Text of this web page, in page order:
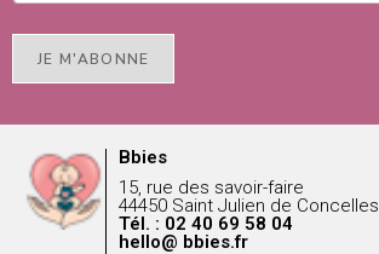
JE M'ABONNE
Bbies
15, rue des savoir-faire
44450 Saint Julien de Concelles
Tél. : 02 40 69 58 04
hello@ bbies.fr